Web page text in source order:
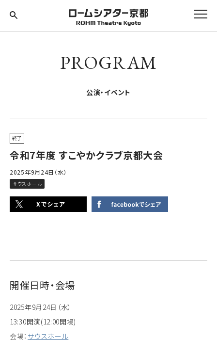
PROGRAM
公演・イベント
終了
令和7年度 すこやかクラブ京都大会
2025年9月24日（水）
サウスホール
開催日時・会場
2025年9月24日（水）
13:30開演(12:00開場)
会場： サウスホール